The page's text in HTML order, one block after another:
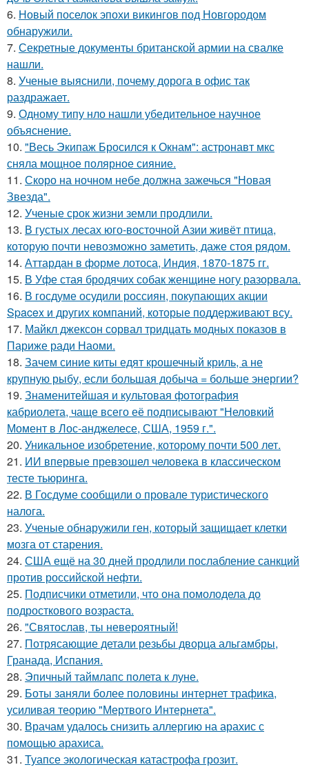
6. Новый поселок эпохи викингов под Новгородом
обнаружили.
7. Секретные документы британской армии на свалке
нашли.
8. Ученые выяснили, почему дорога в офис так
раздражает.
9. Одному типу нло нашли убедительное научное
объяснение.
10. "Весь Экипаж Бросился к Окнам": астронавт мкс
сняла мощное полярное сияние.
11. Скоро на ночном небе должна зажечься "Новая
Звезда".
12. Ученые срок жизни земли продлили.
13. В густых лесах юго-восточной Азии живёт птица,
которую почти невозможно заметить, даже стоя рядом.
14. Аттардан в форме лотоса, Индия, 1870-1875 гг.
15. В Уфе стая бродячих собак женщине ногу разорвала.
16. В госдуме осудили россиян, покупающих акции
Spacex и других компаний, которые поддерживают всу.
17. Майкл джексон сорвал тридцать модных показов в
Париже ради Наоми.
18. Зачем синие киты едят крошечный криль, а не
крупную рыбу, если большая добыча = больше энергии?
19. Знаменитейшая и культовая фотография
кабриолета, чаще всего её подписывают "Неловкий
Момент в Лос-анджелесе, США, 1959 г.".
20. Уникальное изобретение, которому почти 500 лет.
21. ИИ впервые превзошел человека в классическом
тесте тьюринга.
22. В Госдуме сообщили о провале туристического
налога.
23. Ученые обнаружили ген, который защищает клетки
мозга от старения.
24. США ещё на 30 дней продлили послабление санкций
против российской нефти.
25. Подписчики отметили, что она помолодела до
подросткового возраста.
26. "Святослав, ты невероятный!
27. Потрясающие детали резьбы дворца альгамбры,
Гранада, Испания.
28. Эпичный таймлапс полета к луне.
29. Боты заняли более половины интернет трафика,
усиливая теорию "Мертвого Интернета".
30. Врачам удалось снизить аллергию на арахис с
помощью арахиса.
31. Туапсе экологическая катастрофа грозит.